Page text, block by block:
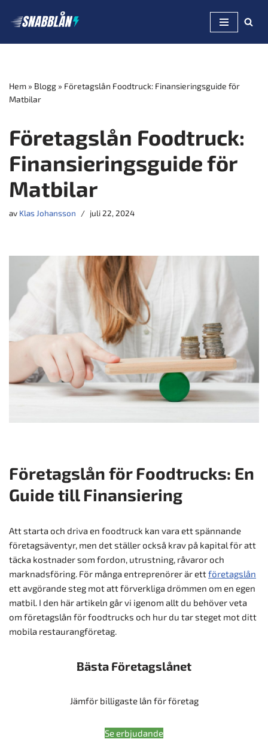
till
Hem » Blogg » Företagslån Foodtruck: Finansieringsguide för
Matbilar
Företagslån Foodtruck:
Finansieringsguide för
Matbilar
av Klas Johansson juli 22, 2024
Företagslån för Foodtrucks: En
Guide till Finansiering
Att starta och driva en foodtruck kan vara ett spännande
företagsäventyr, men det ställer också krav på kapital för att
täcka kostnader som fordon, utrustning, råvaror och
marknadsföring. För många entreprenörer är ettföretagslån
ett avgörande steg mot att förverkliga drömmen om en egen
matbil. I den här artikeln går vi igenom allt du behöver veta
om företagslån för foodtrucks och hur du tar steget mot ditt
mobila restaurangföretag.
Bästa Företagslånet
Jämför billigaste lån för företag
Se erbjudande